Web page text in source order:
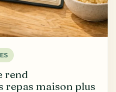
rend
repas maison plus